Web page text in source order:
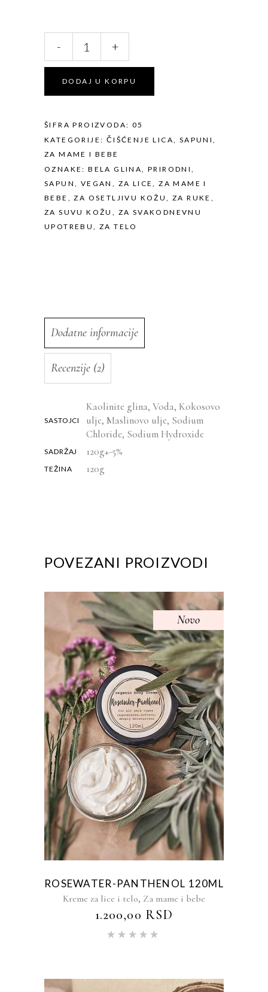
quantity
- +
DODAJ U KORPU
ŠIFRA PROIZVODA: 05
KATEGORIJE: ČIŠĆENJE LICA SAPUNI
ZA MAME I BEBE
OZNAKE:BELA GLINA ,PRIRODNI
SAPUN
VEGAN ZA LICE ,ZA MAME I
BEBE
,ZA OSETLJIVU KOŽU ,ZA RUKE
ZA SUVU KOŽU
ZA SVAKODNEVNU
UPOTREBU
,ZA TELO
Dodatne informacije
Recenzije (2)
SASTOJCI
Kaolinite glina, Voda, Kokosovo
ulje, Maslinovo ulje, Sodium
Chloride, Sodium Hydroxide
SADRŽAJ 120g+-5%
TEŽINA 120g
POVEZANI PROIZVODI
Novo
ROSEWATER-PANTHENOL 120ML
Kreme za lice i telo, Za mame i bebe
1.200,00 RSD